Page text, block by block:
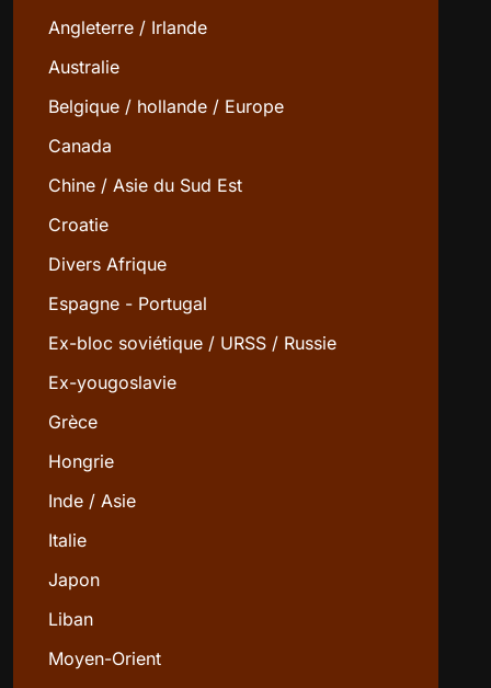
Angleterre / Irlande
Australie
Belgique / hollande / Europe
Canada
Chine / Asie du Sud Est
Croatie
Divers Afrique
Espagne - Portugal
Ex-bloc soviétique / URSS / Russie
Ex-yougoslavie
Grèce
Hongrie
Inde / Asie
Italie
Japon
Liban
Moyen-Orient